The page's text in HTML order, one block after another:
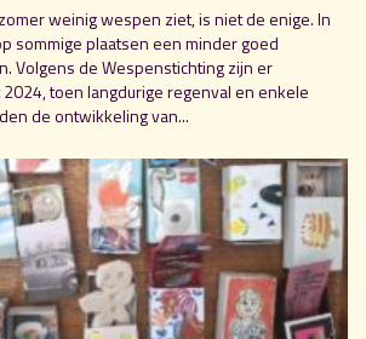
weinig wespen ziet, is niet de enige. In
sommige plaatsen een minder goed
Volgens de Wespenstichting zijn er
toen langdurige regenval en enkele
de ontwikkeling van...